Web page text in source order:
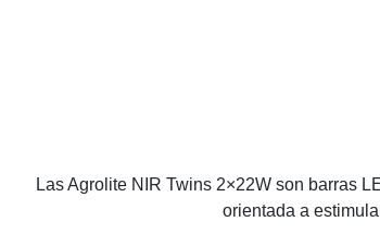
Las Agrolite NIR Twins 2×22W son barras
orientada a